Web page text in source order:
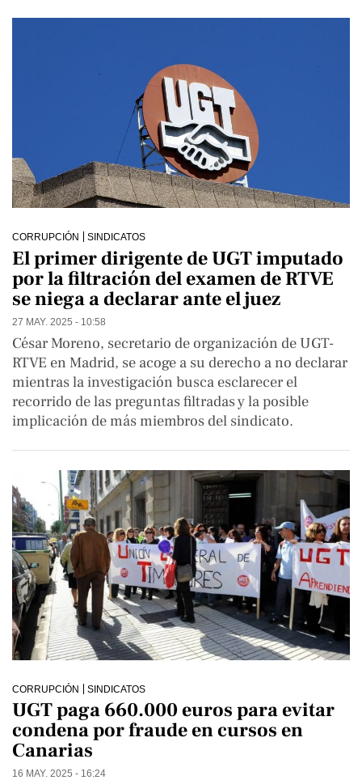
CORRUPCIÓN SINDICATOS
El primer dirigente de UGT imputado
por la filtración del examen de RTVE
se niega a declarar ante el juez
27 MAY. 2025 - 10:58
César Moreno, secretario de organización de UGT-
RTVE en Madrid, se acoge a su derecho a no declarar
mientras la investigación busca esclarecer el
recorrido de las preguntas filtradas y la posible
implicación de más miembros del sindicato.
CORRUPCIÓN SINDICATOS
UGT paga 660.000 euros para evitar
condena por fraude en cursos en
Canarias
16 MAY. 2025 - 16:24